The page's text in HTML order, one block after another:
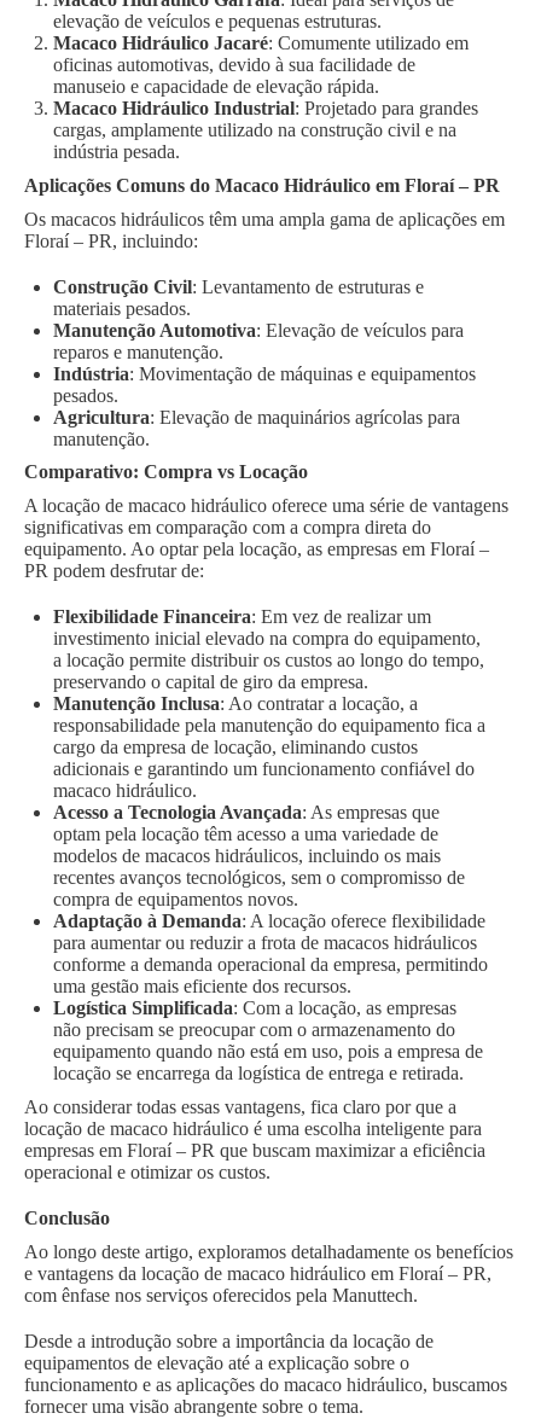
elevação de veículos e pequenas estruturas.
Macaco Hidráulico Jacaré: Comumente utilizado em
oficinas automotivas, devido à sua facilidade de
manuseio e capacidade de elevação rápida.
Macaco Hidráulico Industrial: Projetado para grandes
cargas, amplamente utilizado na construção civil e na
indústria pesada.
Aplicações Comuns do Macaco Hidráulico em Floraí – PR
Os macacos hidráulicos têm uma ampla gama de aplicações em
Floraí – PR, incluindo:
Construção Civil: Levantamento de estruturas e
materiais pesados.
Manutenção Automotiva: Elevação de veículos para
reparos e manutenção.
Indústria: Movimentação de máquinas e equipamentos
pesados.
Agricultura: Elevação de maquinários agrícolas para
manutenção.
Comparativo: Compra vs Locação
A locação de macaco hidráulico oferece uma série de vantagens
significativas em comparação com a compra direta do
equipamento. Ao optar pela locação, as empresas em Floraí –
PR podem desfrutar de:
Flexibilidade Financeira: Em vez de realizar um
investimento inicial elevado na compra do equipamento,
a locação permite distribuir os custos ao longo do tempo,
preservando o capital de giro da empresa.
Manutenção Inclusa: Ao contratar a locação, a
responsabilidade pela manutenção do equipamento fica a
cargo da empresa de locação, eliminando custos
adicionais e garantindo um funcionamento confiável do
macaco hidráulico.
Acesso a Tecnologia Avançada: As empresas que
optam pela locação têm acesso a uma variedade de
modelos de macacos hidráulicos, incluindo os mais
recentes avanços tecnológicos, sem o compromisso de
compra de equipamentos novos.
Adaptação à Demanda: A locação oferece flexibilidade
para aumentar ou reduzir a frota de macacos hidráulicos
conforme a demanda operacional da empresa, permitindo
uma gestão mais eficiente dos recursos.
Logística Simplificada: Com a locação, as empresas
não precisam se preocupar com o armazenamento do
equipamento quando não está em uso, pois a empresa de
locação se encarrega da logística de entrega e retirada.
Ao considerar todas essas vantagens, fica claro por que a
locação de macaco hidráulico é uma escolha inteligente para
empresas em Floraí – PR que buscam maximizar a eficiência
operacional e otimizar os custos.
Conclusão
Ao longo deste artigo, exploramos detalhadamente os benefícios
e vantagens da locação de macaco hidráulico em Floraí – PR,
com ênfase nos serviços oferecidos pela Manuttech.
Desde a introdução sobre a importância da locação de
equipamentos de elevação até a explicação sobre o
funcionamento e as aplicações do macaco hidráulico, buscamos
fornecer uma visão abrangente sobre o tema.